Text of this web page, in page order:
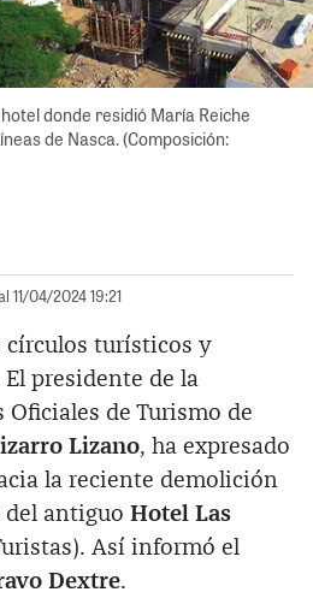
donde residió María Reiche
de Nasca. (Composición:
11/04/2024 19:21
círculos turísticos y
presidente de la
Oficiales de Turismo de
Lizano, ha expresado
la reciente demolición
del antiguo Hotel Las
Así informó el
Dextre.